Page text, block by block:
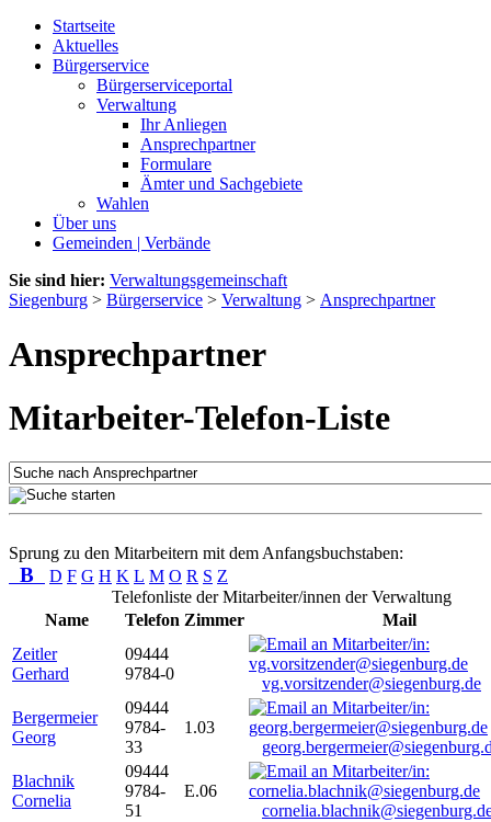
Startseite
Aktuelles
Bürgerservice
Bürgerserviceportal
Verwaltung
Ihr Anliegen
Ansprechpartner
Formulare
Ämter und Sachgebiete
Wahlen
Über uns
Gemeinden | Verbände
Sie sind hier: Verwaltungsgemeinschaft
Siegenburg > Bürgerservice > Verwaltung > Ansprechpartner
Ansprechpartner
Mitarbeiter-Telefon-Liste
Sprung zu den Mitarbeitern mit dem Anfangsbuchstaben:
B D F G H K L M O R S Z
Telefonliste der Mitarbeiter/innen der Verwaltung
Name
Telefon Zimmer
Mail
Zeitler
Gerhard
09444
9784-0
vg.vorsitzender@siegenburg.de
Bergermeier
Georg
09444
9784-
33
1.03
Blachnik
Cornelia
09444
9784-
51
E.06